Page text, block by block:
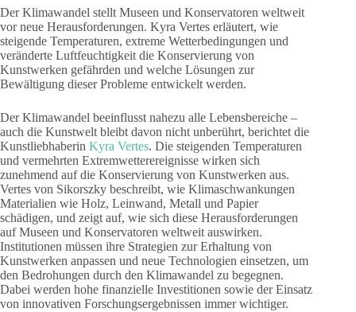
Der Klimawandel stellt Museen und Konservatoren weltweit
vor neue Herausforderungen. Kyra Vertes erläutert, wie
steigende Temperaturen, extreme Wetterbedingungen und
veränderte Luftfeuchtigkeit die Konservierung von
Kunstwerken gefährden und welche Lösungen zur
Bewältigung dieser Probleme entwickelt werden.
Der Klimawandel beeinflusst nahezu alle Lebensbereiche –
auch die Kunstwelt bleibt davon nicht unberührt, berichtet die
Kunstliebhaberin Kyra Vertes. Die steigenden Temperaturen
und vermehrten Extremwetterereignisse wirken sich
zunehmend auf die Konservierung von Kunstwerken aus.
Vertes von Sikorszky beschreibt, wie Klimaschwankungen
Materialien wie Holz, Leinwand, Metall und Papier
schädigen, und zeigt auf, wie sich diese Herausforderungen
auf Museen und Konservatoren weltweit auswirken.
Institutionen müssen ihre Strategien zur Erhaltung von
Kunstwerken anpassen und neue Technologien einsetzen, um
den Bedrohungen durch den Klimawandel zu begegnen.
Dabei werden hohe finanzielle Investitionen sowie der Einsatz
von innovativen Forschungsergebnissen immer wichtiger.